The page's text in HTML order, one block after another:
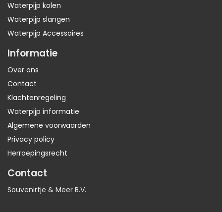
Waterpijp kolen
Waterpijp slangen
Waterpijp Accessoires
Informatie
Over ons
Contact
Klachtenregeling
Waterpijp informatie
Algemene voorwaarden
Privacy policy
Herroepingsrecht
Contact
Souvenirtje & Meer B.V.